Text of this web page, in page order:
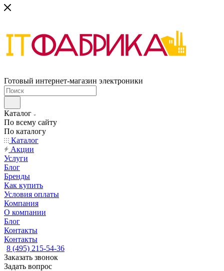
Готовый интернет-магазин электроники
Каталог
По всему сайту
По каталогу
Каталог
Акции
Услуги
Блог
Бренды
Как купить
Условия оплаты
Компания
О компании
Блог
Контакты
Контакты
8 (495) 215-54-36
Заказать звонок
Задать вопрос